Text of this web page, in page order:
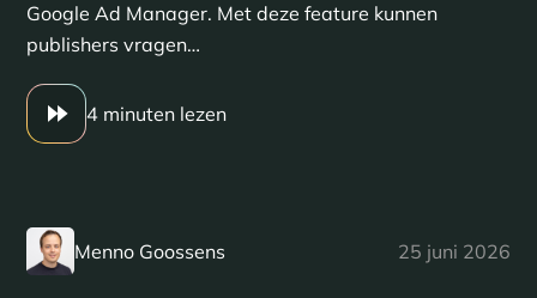
Google Ad Manager. Met deze feature kunnen
publishers vragen…
4 minuten lezen
Menno Goossens 25 juni 2026